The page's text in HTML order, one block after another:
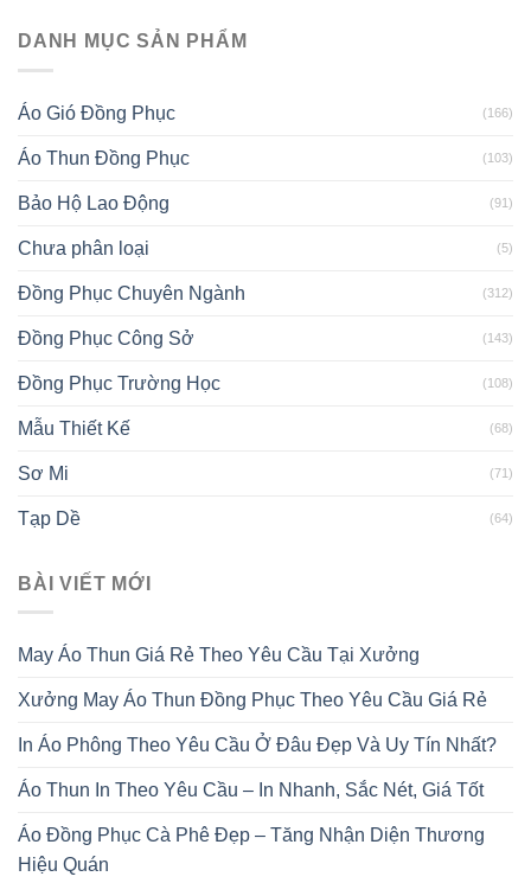
DANH MỤC SẢN PHẨM
Áo Gió Đồng Phục (166)
Áo Thun Đồng Phục (103)
Bảo Hộ Lao Động (91)
Chưa phân loại (5)
Đồng Phục Chuyên Ngành (312)
Đồng Phục Công Sở (143)
Đồng Phục Trường Học (108)
Mẫu Thiết Kế (68)
Sơ Mi (71)
Tạp Dề (64)
BÀI VIẾT MỚI
May Áo Thun Giá Rẻ Theo Yêu Cầu Tại Xưởng
Xưởng May Áo Thun Đồng Phục Theo Yêu Cầu Giá Rẻ
In Áo Phông Theo Yêu Cầu Ở Đâu Đẹp Và Uy Tín Nhất?
Áo Thun In Theo Yêu Cầu – In Nhanh, Sắc Nét, Giá Tốt
Áo Đồng Phục Cà Phê Đẹp – Tăng Nhận Diện Thương
Hiệu Quán